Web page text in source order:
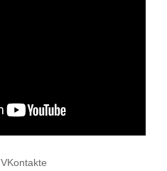
VKontakte